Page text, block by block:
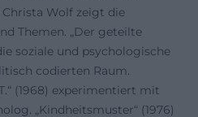
Wolf zeigt die
Themen. „Der geteilte
soziale und psychologische
codierten Raum.
(1968) experimentiert mit
„Kindheitsmuster“ (1976)